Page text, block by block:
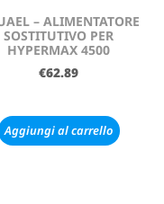
– ALIMENTATORE
SOSTITUTIVO PER
HYPERMAX 4500
€62.89
Aggiungi al carrello